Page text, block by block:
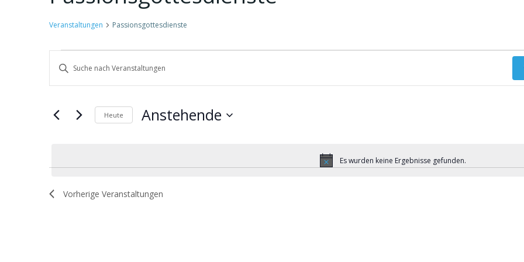
Veranstaltungen Passionsgottesdienste
Veranstaltungen
Hinweis
Es wurden keine Ergebnisse gefunden.
V
e
r
n
s
Bitte
Suche
nach
Heute Anstehende
Vorherige Veranstaltungen